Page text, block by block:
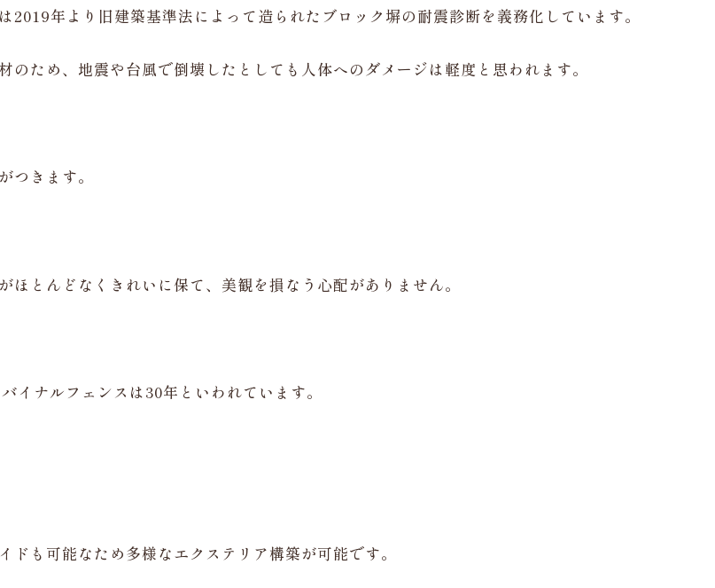
年より旧建築基準法によって造られたブロック塀の耐震診断を義務化しています。
ため、地震や台風で倒壊したとしても人体へのダメージは軽度と思われます。
きます。
とんどなくきれいに保て、美観を損なう心配がありません。
イナルフェンスは30年といわれています。
も可能なため多様なエクステリア構築が可能です。